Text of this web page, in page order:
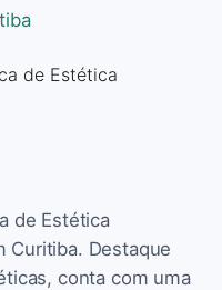
de Estética
Curitiba. Destaque
conta com uma